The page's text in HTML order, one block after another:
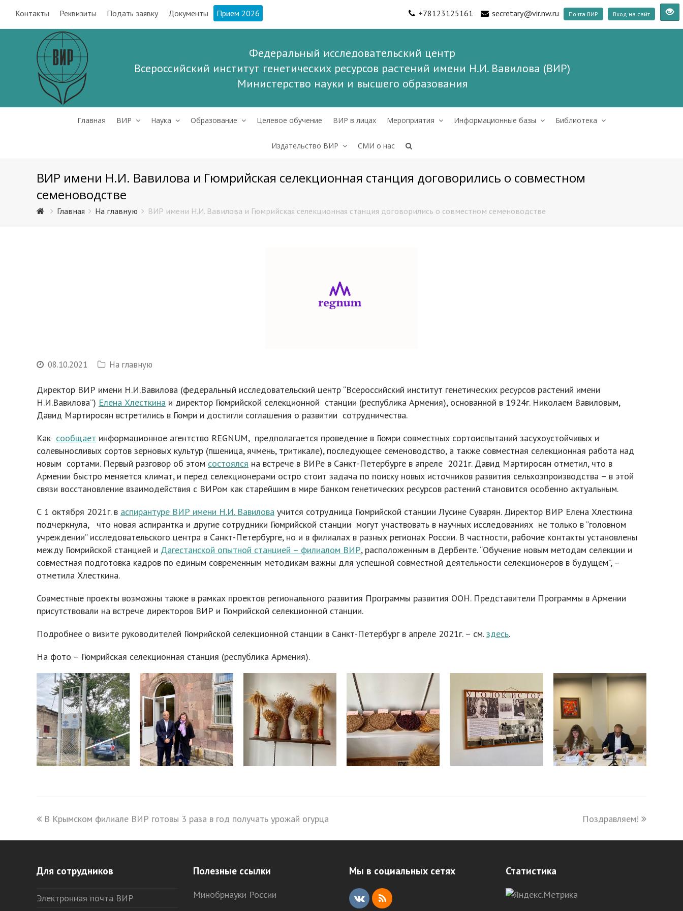
Контакты Реквизиты Подать заявку Документы Прием 2026 +78123125161 secretary@vir.nw.ru Почта ВИР Вход на сайт
Федеральный исследовательский центр
Всероссийский институт генетических ресурсов растений имени Н.И. Вавилова (ВИР)
Министерство науки и высшего образования
Главная ВИР Наука Образование Целевое обучение ВИР в лицах Мероприятия Информационные базы Библиотека
Издательство ВИР СМИ о нас
ВИР имени Н.И. Вавилова и Гюмрийская селекционная станция договорились о совместном
семеноводстве
Главная На главную ВИР имени Н.И. Вавилова и Гюмрийская селекционная станция договорились о совместном семеноводстве
08.10.2021 На главную
Директор ВИР имени Н.И.Вавилова (федеральный исследовательский центр “Всероссийский институт генетических ресурсов растений имени
Н.И.Вавилова”) Елена Хлесткина и директор Гюмрийской селекционной станции (республика Армения), основанной в 1924г. Николаем Вавиловым,
Давид Мартиросян встретились в Гюмри и достигли соглашения о развитии сотрудничества.
Как сообщает информационное агентство REGNUM, предполагается проведение в Гюмри совместных сортоиспытаний засухоустойчивых и
солевыносливых сортов зерновых культур (пшеница, ячмень, тритикале), последующее семеноводство, а также совместная селекционная работа над
новым сортами. Первый разговор об этом состоялся на встрече в ВИРе в Санкт-Петербурге в апреле 2021г. Давид Мартиросян отметил, что в
Армении быстро меняется климат, и перед селекционерами остро стоит задача по поиску новых источников развития сельхозпроизводства – в этой
связи восстановление взаимодействия с ВИРом как старейшим в мире банком генетических ресурсов растений становится особенно актуальным.
С 1 октября 2021г. в аспирантуре ВИР имени Н.И. Вавилова учится сотрудница Гюмрийской станции Лусине Суварян. Директор ВИР Елена Хлесткина
подчеркнула, что новая аспирантка и другие сотрудники Гюмрийской станции могут участвовать в научных исследованиях не только в “головном
учреждении” исследовательского центра в Санкт-Петербурге, но и в филиалах в разных регионах России. В частности, рабочие контакты установлены
между Гюмрийской станцией и Дагестанской опытной станцией – филиалом ВИР, расположенным в Дербенте. “Обучение новым методам селекции и
совместная подготовка кадров по единым современным методикам важны для успешной совместной деятельности селекционеров в будущем”, –
отметила Хлесткина.
Совместные проекты возможны также в рамках проектов регионального развития Программы развития ООН. Представители Программы в Армении
присутствовали на встрече директоров ВИР и Гюмрийской селекционной станции.
Подробнее о визите руководителей Гюмрийской селекционной станции в Санкт-Петербург в апреле 2021г. – см.здесь.
На фото – Гюмрийская селекционная станция (республика Армения).
previous
В Крымском филиале ВИР готовы 3 раза в год получать урожай огурца
next
Поздравляем!
Для сотрудников
Электронная почта ВИР
Полезные ссылки
Минобрнауки России
Мы в социальных сетях
V R
Статистика